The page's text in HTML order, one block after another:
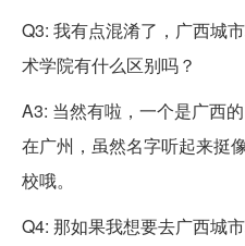
Q3: 我有点混淆了，广西城
术学院有什么区别吗？
A3: 当然有啦，一个是广西
在广州，虽然名字听起来挺
校哦。
Q4: 那如果我想要去广西城